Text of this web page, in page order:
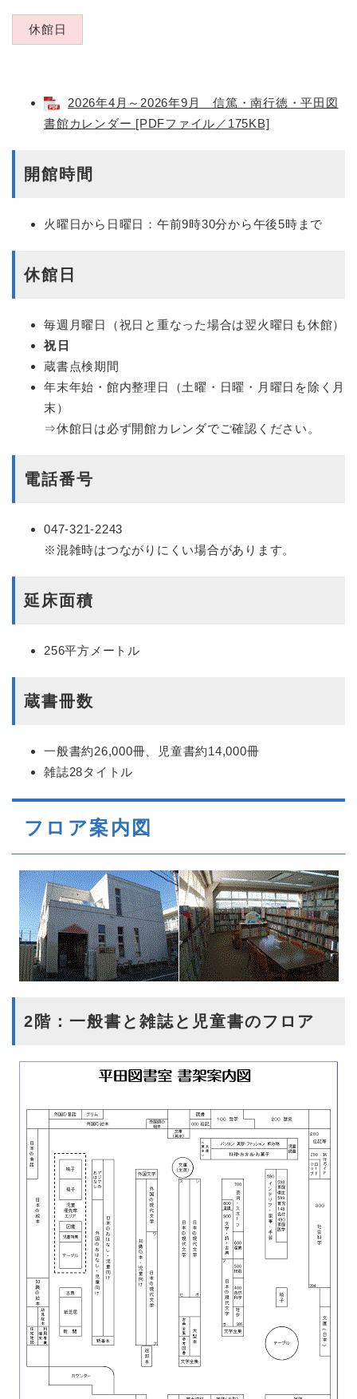
休館日
2026年4月～2026年9月 信篤・南行徳・平田図
書館カレンダー [PDFファイル／175KB]
開館時間
火曜日から日曜日：午前9時30分から午後5時まで
休館日
毎週月曜日（祝日と重なった場合は翌火曜日も休館）
祝日
蔵書点検期間
年末年始・館内整理日（土曜・日曜・月曜日を除く月
末）
⇒休館日は必ず開館カレンダでご確認ください。
電話番号
047-321-2243
※混雑時はつながりにくい場合があります。
延床面積
256平方メートル
蔵書冊数
一般書約26,000冊、児童書約14,000冊
雑誌28タイトル
フロア案内図
2階：一般書と雑誌と児童書のフロア